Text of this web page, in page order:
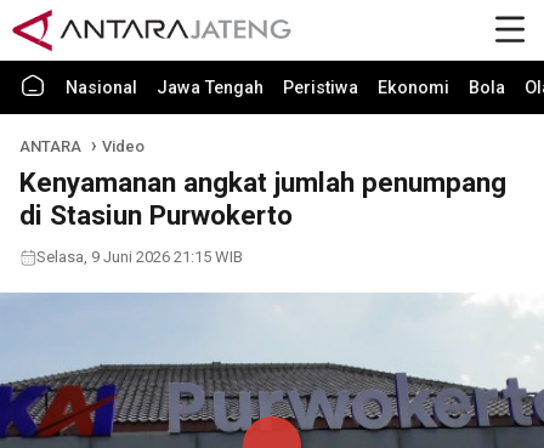
Nasional Jawa Tengah Peristiwa Ekonomi Bola
ANTARA Video
Kenyamanan angkat jumlah penumpang
di Stasiun Purwokerto
Selasa, 9 Juni 2026 21:15 WIB